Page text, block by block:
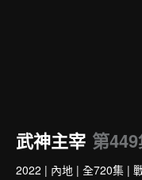
武神主宰 第
2022 | 內地 | 全720集 |